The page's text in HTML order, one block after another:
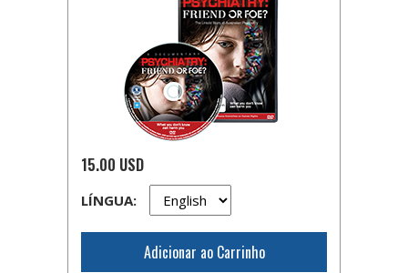
15.00 USD
LÍNGUA:
Adicionar ao Carrinho